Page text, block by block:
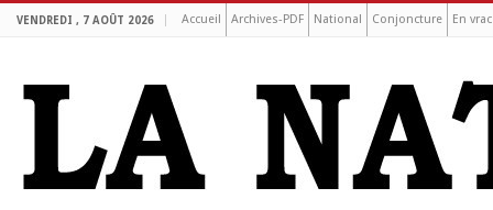
VENDREDI , 7 AOÛT 2026 Accueil Archives-PDF National Conjoncture En vrac